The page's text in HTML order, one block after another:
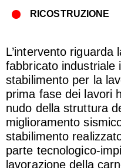
RICOSTRUZIONE
L’intervento riguarda
fabbricato industriale
stabilimento per la
prima fase dei lavori
nudo della struttura
miglioramento
stabilimento
parte tecnologico-
lavorazione della